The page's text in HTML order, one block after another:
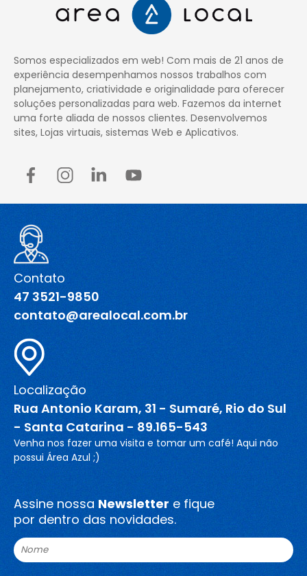
Somos especializados em web! Com mais de 21 anos de
experiência desempenhamos nossos trabalhos com
planejamento, criatividade e originalidade para oferecer
soluções personalizadas para web. Fazemos da internet
uma forte aliada de nossos clientes. Desenvolvemos
sites, Lojas virtuais, sistemas Web e Aplicativos.
Contato
47 3521-9850
contato@arealocal.com.br
Localização
Rua Antonio Karam, 31 - Sumaré, Rio do Sul
- Santa Catarina - 89.165-543
Venha nos fazer uma visita e tomar um café! Aqui não
possui Área Azul ;)
Assine nossa Newsletter e fique
por dentro das novidades.